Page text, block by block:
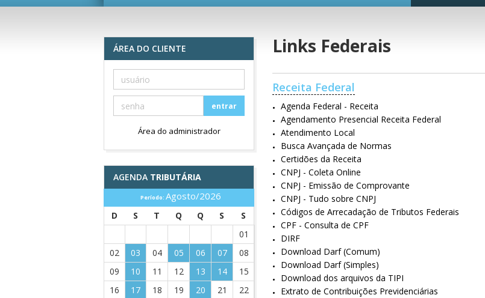
Links Federais
Receita Federal
Agenda Federal - Receita
Agendamento Presencial Receita Federal
Atendimento Local
Busca Avançada de Normas
Certidões da Receita
CNPJ - Coleta Online
CNPJ - Emissão de Comprovante
CNPJ - Tudo sobre CNPJ
Códigos de Arrecadação de Tributos Federais
CPF - Consulta de CPF
DIRF
Download Darf (Comum)
Download Darf (Simples)
Download dos arquivos da TIPI
Extrato de Contribuições Previdenciárias
ÁREA DO CLIENTE
entrar
Área do administrador
AGENDA TRIBUTÁRIA
Período: Agosto/2026
D S T Q Q S
S
01
02
03 04 05 06 07
08
09
10 11 12 13 14
15
16
17 18 19 20 21
22